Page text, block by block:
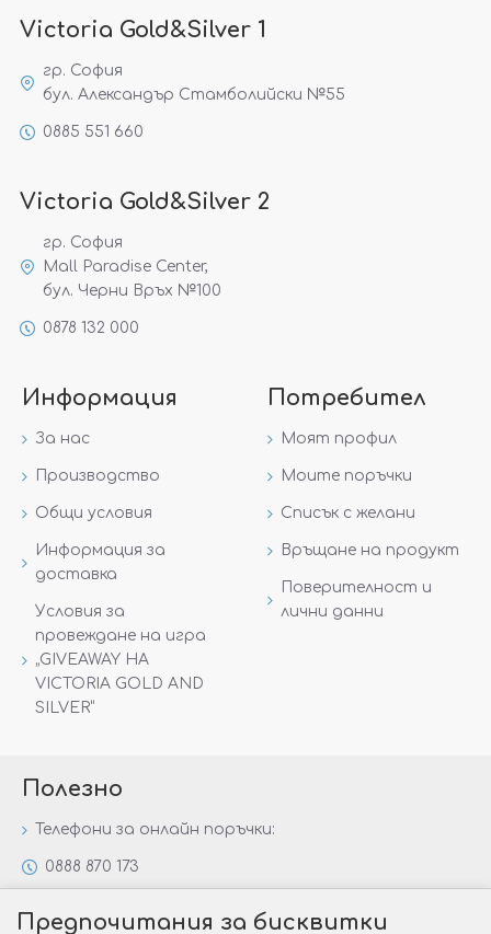
Victoria Gold&Silver 1
гр. София
бул. Александър Стамболийски №55
0885 551 660
Victoria Gold&Silver 2
гр. София
Mall Paradise Center,
бул. Черни Връх №100
0878 132 000
Информация
За нас
Производство
Общи условия
Информация за
доставка
Условия за
провеждане на игра
„GIVEAWAY НА
VICTORIA GOLD AND
SILVER“
Потребител
Моят профил
Моите поръчки
Списък с желани
Връщане на продукт
Поверителност и
лични данни
Полезно
Телефони за онлайн поръчки:
0888 870 173
Предпочитания за бисквитки